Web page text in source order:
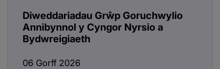
Diweddariadau Grŵp Goruchwylio
Annibynnol y Cyngor Nyrsio a
Bydwreigiaeth
06 Gorff 2026